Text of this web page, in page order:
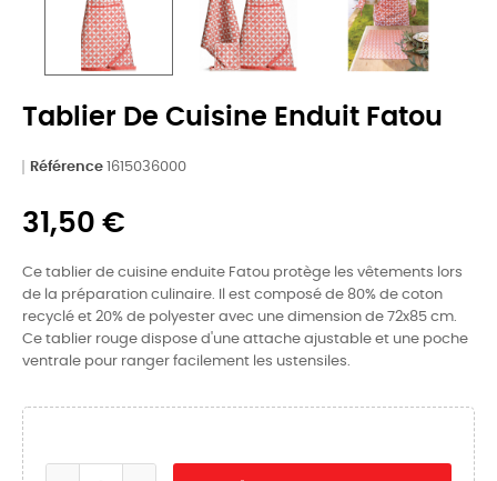
Tablier De Cuisine Enduit Fatou
Référence 1615036000
31,50 €
Ce tablier de cuisine enduite Fatou protège les vêtements lors
de la préparation culinaire. Il est composé de 80% de coton
recyclé et 20% de polyester avec une dimension de 72x85 cm.
Ce tablier rouge dispose d'une attache ajustable et une poche
ventrale pour ranger facilement les ustensiles.